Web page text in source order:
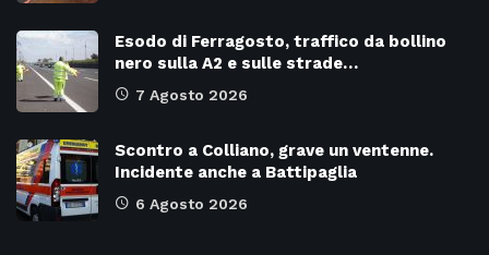
Esodo di Ferragosto, traffico da bollino
nero sulla A2 e sulle strade…
7 Agosto 2026
Scontro a Colliano, grave un ventenne.
Incidente anche a Battipaglia
6 Agosto 2026